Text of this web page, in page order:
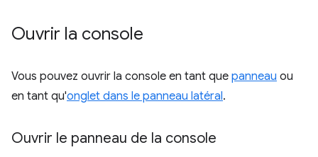
Ouvrir la console
Vous pouvez ouvrir la console en tant que panneau ou
en tant qu'onglet dans le panneau latéral.
Ouvrir le panneau de la console